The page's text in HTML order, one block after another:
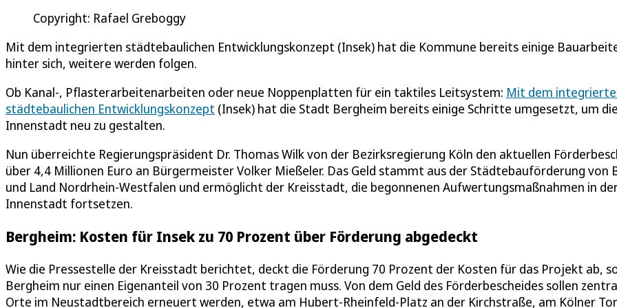
Copyright: Rafael Greboggy
Mit dem integrierten städtebaulichen Entwicklungskonzept (Insek) hat die Kommune bereits einige
hinter sich, weitere werden folgen.
Ob Kanal-, Pflasterarbeitenarbeiten oder neue Noppenplatten für ein taktiles Leitsystem: Mit dem
städtebaulichen Entwicklungskonzept (Insek) hat die Stadt Bergheim bereits einige Schritte umgesetzt, um die
Innenstadt neu zu gestalten.
Nun überreichte Regierungspräsident Dr. Thomas Wilk von der Bezirksregierung Köln den aktuellen
über 4,4 Millionen Euro an Bürgermeister Volker Mießeler. Das Geld stammt aus der Städtebauförderung von
und Land Nordrhein-Westfalen und ermöglicht der Kreisstadt, die begonnenen Aufwertungsmaßnahmen in
Innenstadt fortsetzen.
Bergheim: Kosten für Insek zu 70 Prozent über Förderung abgedeckt
Wie die Pressestelle der Kreisstadt berichtet, deckt die Förderung 70 Prozent der Kosten für das Projekt ab,
Bergheim nur einen Eigenanteil von 30 Prozent tragen muss. Von dem Geld des Förderbescheides sollen
Orte im Neustadtbereich erneuert werden, etwa am Hubert-Rheinfeld-Platz an der Kirchstraße, am Kölner Tor